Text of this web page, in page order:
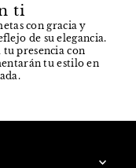
ti
con gracia y
de su elegancia.
presencia con
tu estilo en